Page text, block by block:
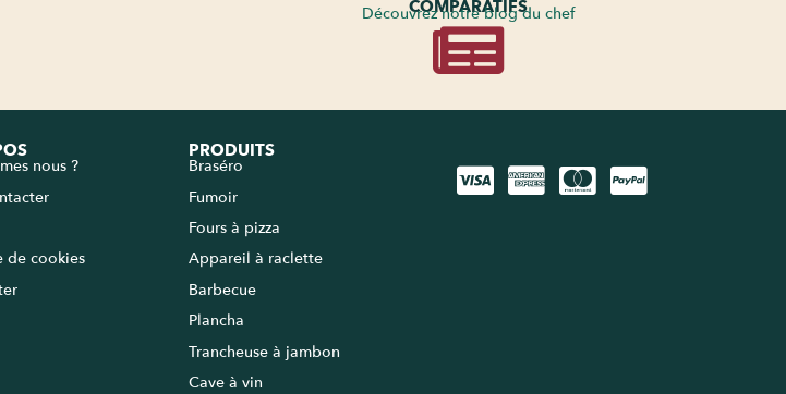
COMPARATIFS
Découvrez notre blog du chef
nous ?
de cookies
PRODUITS
Braséro
Fumoir
Fours à pizza
Appareil à raclette
Barbecue
Plancha
Trancheuse à jambon
Cave à vin